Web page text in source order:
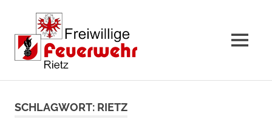
Inhalt
springen
MENÜ
SCHLAGWORT: RIETZ